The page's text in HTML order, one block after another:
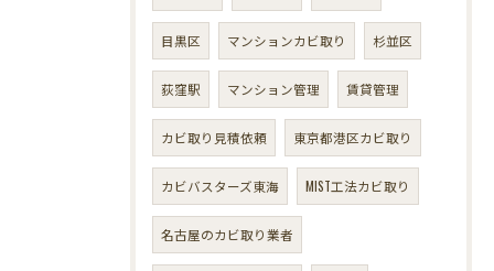
目黒区 マンションカビ取り 杉並区
荻窪駅 マンション管理 賃貸管理
カビ取り見積依頼 東京都港区カビ取り
カビバスターズ東海 MIST工法カビ取り
名古屋のカビ取り業者